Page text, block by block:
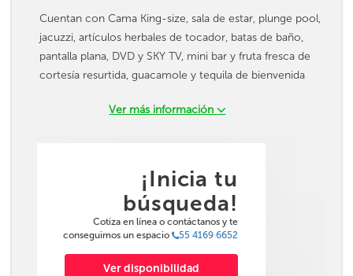
Cuentan con Cama King-size, sala de estar, plunge pool,
jacuzzi, artículos herbales de tocador, batas de baño,
pantalla plana, DVD y SKY TV, mini bar y fruta fresca de
cortesía resurtida, guacamole y tequila de bienvenida
Ver más información
¡Inicia tu
búsqueda!
Cotiza en línea o contáctanos y te
conseguimos un espacio
55 4169 6652
Ver disponibilidad